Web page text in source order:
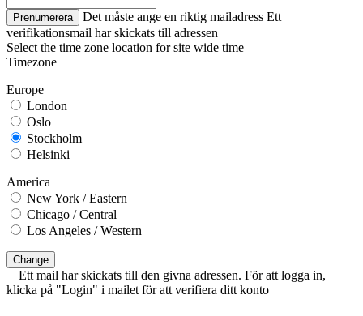
Prenumerera Det måste ange en riktig mailadress Ett
verifikationsmail har skickats till adressen
Select the time zone location for site wide time
Timezone
Europe
London
Oslo
Stockholm
Helsinki
America
New York / Eastern
Chicago / Central
Los Angeles / Western
Change
Ett mail har skickats till den givna adressen. För att logga in,
klicka på "Login" i mailet för att verifiera ditt konto